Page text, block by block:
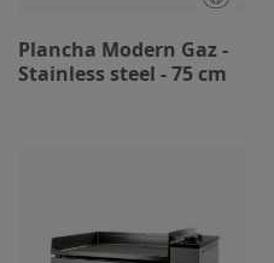
Plancha Modern Gaz -
Stainless steel - 75 cm